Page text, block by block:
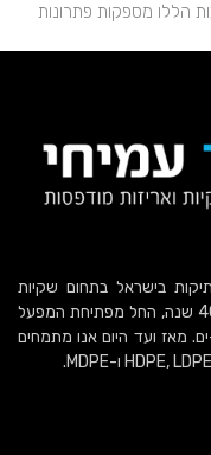
הללו מספקות פתרונות
בישראל בתחום שקיות
הפלסטיק וגלילי הפוליאתילן עם ותק של מעל 40 שנה, החל מפתיחת המפעל
קליבנר בשנת 1977 בבת-ים. מאז ועד היום אנו מתמחים